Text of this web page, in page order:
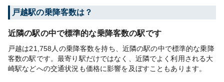
戸越駅の乗降客数は？
近隣の駅の中で標準的な乗降客数の駅です
戸越は21,758人の乗降客数を持ち、近隣の駅の中で標準的な乗降
客数の駅です。最寄り駅だけではなく、近隣でよく利用される大
崎駅などへの交通状況も価格に影響を及ぼすこともあります。